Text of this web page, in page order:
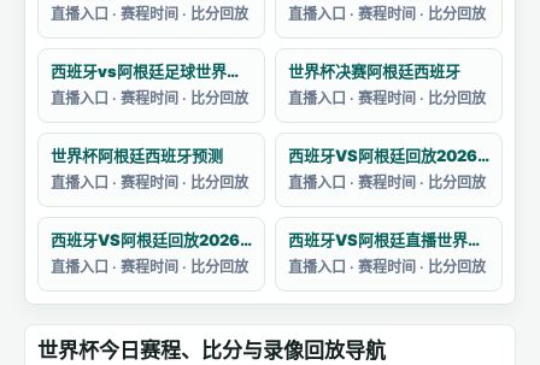
直播入口 · 赛程时间 · 比分回放 直播入口 · 赛程时间 · 比分回放
西班牙vs阿根廷足球世界杯战绩分析
直播入口 · 赛程时间 · 比分回放
世界杯决赛阿根廷西班牙
直播入口 · 赛程时间 · 比分回放
世界杯阿根廷西班牙预测
直播入口 · 赛程时间 · 比分回放
西班牙VS阿根廷回放2026卡塔尔世界杯赛
直播入口 · 赛程时间 · 比分回放
西班牙VS阿根廷回放2026卡塔尔世界杯
直播入口 · 赛程时间 · 比分回放
西班牙VS阿根廷直播世界杯主题曲目
直播入口 · 赛程时间 · 比分回放
世界杯今日赛程、比分与录像回放导航